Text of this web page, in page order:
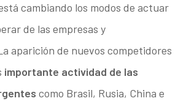
cambiando los modos de actuar
de las empresas y
aparición de nuevos competidores
importante actividad de las
como Brasil, Rusia, China e